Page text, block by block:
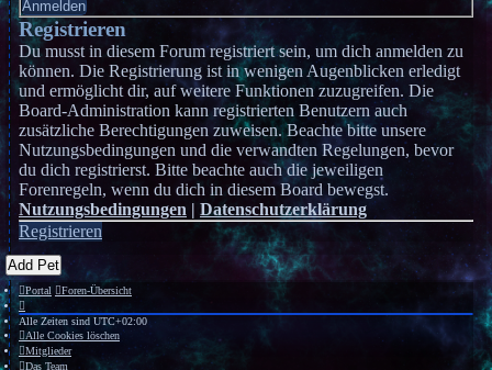
Registrieren
Du musst in diesem Forum registriert sein, um dich anmelden zu
können. Die Registrierung ist in wenigen Augenblicken erledigt
und ermöglicht dir, auf weitere Funktionen zuzugreifen. Die
Board-Administration kann registrierten Benutzern auch
zusätzliche Berechtigungen zuweisen. Beachte bitte unsere
Nutzungsbedingungen und die verwandten Regelungen, bevor
du dich registrierst. Bitte beachte auch die jeweiligen
Forenregeln, wenn du dich in diesem Board bewegst.
Nutzungsbedingungen | Datenschutzerklärung
Registrieren
Add Pet
Portal Foren-Übersicht
Alle Zeiten sind UTC+02:00
Alle Cookies löschen
Mitglieder
Das Team